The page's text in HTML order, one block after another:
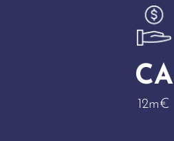
CA
12m€